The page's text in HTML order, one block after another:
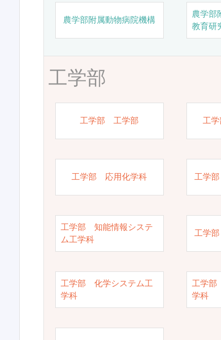
農学部附属動物病院機構
農学部
教育研
工学部
工学部 工学部 工
工学部 応用化学科 工学
工学部 知能情報システ
ム工学科
工学
工学部 化学システム工
学科
工学部
学科